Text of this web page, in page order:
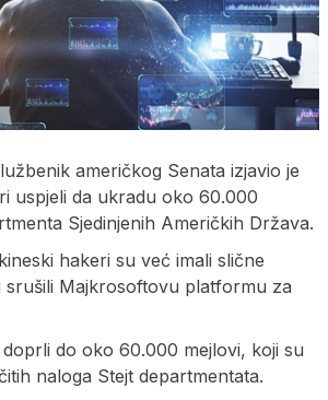
američkog Senata izjavio je
uspjeli da ukradu oko 60.000
Sjedinjenih Američkih Država.
hakeri su već imali slične
srušili Majkrosoftovu platformu za
do oko 60.000 mejlovi, koji su
naloga Stejt departmentata.